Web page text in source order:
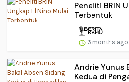
Peneliti BRIN
Terbentuk
3 months ago
Andrie Yunus
Kedua di